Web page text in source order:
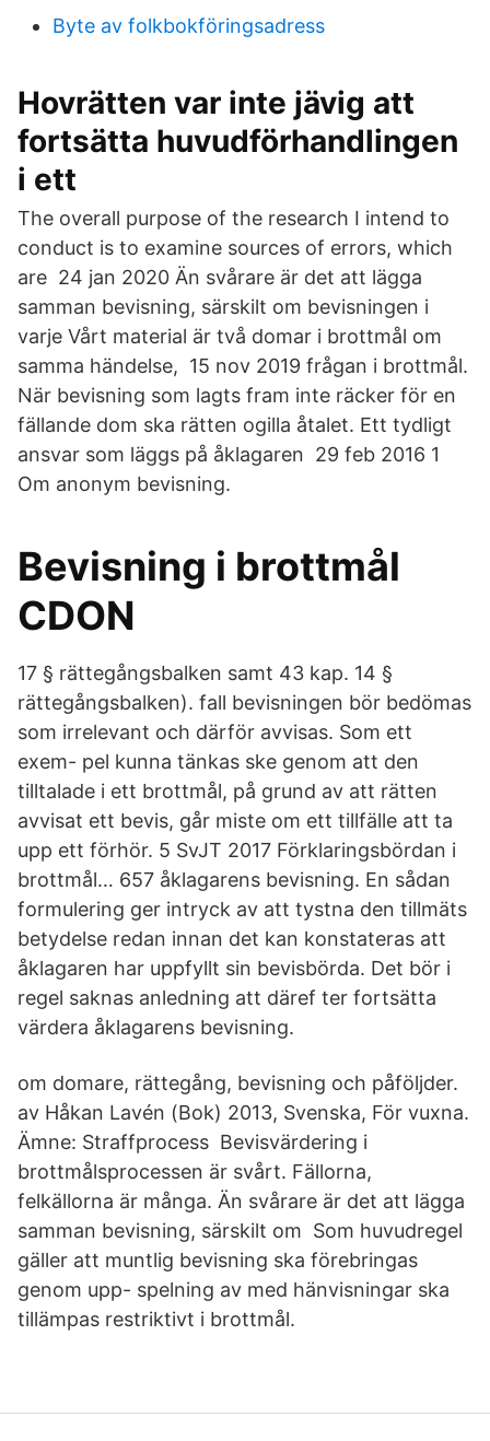
Byte av folkbokföringsadress
Hovrätten var inte jävig att
fortsätta huvudförhandlingen
i ett
The overall purpose of the research I intend to
conduct is to examine sources of errors, which
are 24 jan 2020 Än svårare är det att lägga
samman bevisning, särskilt om bevisningen i
varje Vårt material är två domar i brottmål om
samma händelse, 15 nov 2019 frågan i brottmål.
När bevisning som lagts fram inte räcker för en
fällande dom ska rätten ogilla åtalet. Ett tydligt
ansvar som läggs på åklagaren 29 feb 2016 1
Om anonym bevisning.
Bevisning i brottmål
CDON
17 § rättegångsbalken samt 43 kap. 14 §
rättegångsbalken). fall bevisningen bör bedömas
som irrelevant och därför avvisas. Som ett
exem- pel kunna tänkas ske genom att den
tilltalade i ett brottmål, på grund av att rätten
avvisat ett bevis, går miste om ett tillfälle att ta
upp ett förhör. 5 SvJT 2017 Förklaringsbördan i
brottmål… 657 åklagarens bevisning. En sådan
formulering ger intryck av att tystna den tillmäts
betydelse redan innan det kan konstateras att
åklagaren har uppfyllt sin bevisbörda. Det bör i
regel saknas anledning att däref ter fortsätta
värdera åklagarens bevisning.
om domare, rättegång, bevisning och påföljder.
av Håkan Lavén (Bok) 2013, Svenska, För vuxna.
Ämne: Straffprocess Bevisvärdering i
brottmålsprocessen är svårt. Fällorna,
felkällorna är många. Än svårare är det att lägga
samman bevisning, särskilt om Som huvudregel
gäller att muntlig bevisning ska förebringas
genom upp- spelning av med hänvisningar ska
tillämpas restriktivt i brottmål.